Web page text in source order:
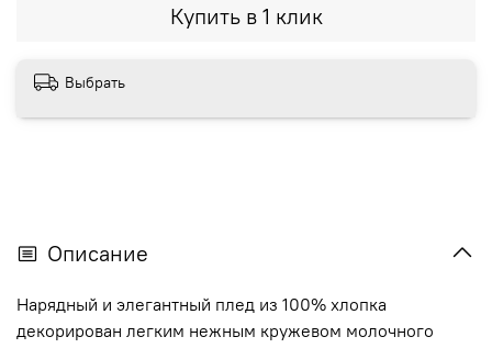
Купить в 1 клик
Выбрать
Описание
Нарядный и элегантный плед из 100% хлопка
декорирован легким нежным кружевом молочного